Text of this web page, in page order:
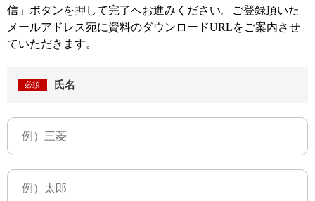
信 」ボタンを押して完了へお進みください。ご登録頂いた
メールアドレス宛に資料のダウンロードURLをご案内させ
ていただきます。
氏名